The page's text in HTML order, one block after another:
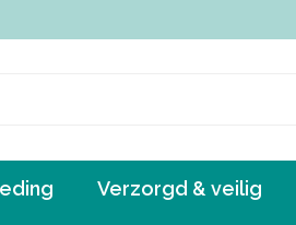
Verzorgd & veilig